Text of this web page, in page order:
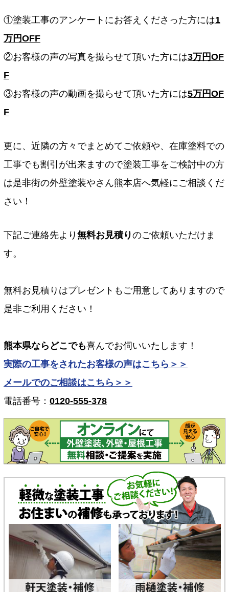
①塗装工事のアンケートにお答えくださった方には1
万円OFF
②お客様の声の写真を撮らせて頂いた方には3万円OF
F
③お客様の声の動画を撮らせて頂いた方には5万円OF
F
更に、近隣の方々でまとめてご依頼や、在庫塗料での
工事でも割引が出来ますので塗装工事をご検討中の方
は是非街の外壁塗装やさん熊本店へ気軽にご相談くだ
さい！
下記ご連絡先より 無料お見積りのご依頼いただけま
す。
無料お見積りはプレゼントもご用意してありますので
是非ご利用ください！
熊本県ならどこでも喜んでお伺いいたします！
実際の工事をされたお客様の声はこちら＞＞
メールでのご相談はこちら＞＞
電話番号： 0120-555-378